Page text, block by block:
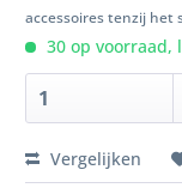
accessoires tenzij het
30 op voorraad,
Vergelijken